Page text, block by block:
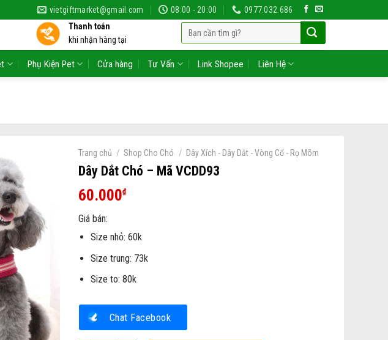
vietgiftmarket@gmail.com 08:00 - 20:00
0977.032.686
Thanh toán
khi nhận hàng tại
Tìm
kiếm:
Phụ Kiện Pet Cửa hàng Tư Vấn Link Shopee Liên Hệ
Trang chủ / Shop Cho Chó / Dây Xích - Dây Dắt - Vòng Cổ - Rọ Mõm
Dây Dắt Chó – Mã VCDD93
60.000₫
Giá bán:
Size nhỏ: 60k
Size trung: 73k
Size to: 80k
Chat Facebook